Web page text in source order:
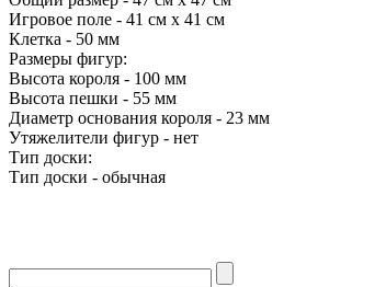
Игровое поле - 41 см х 41 см
Клетка - 50 мм
Размеры фигур:
Высота короля - 100 мм
Высота пешки - 55 мм
Диаметр основания короля - 23 мм
Утяжелители фигур - нет
Тип доски:
Тип доски - обычная